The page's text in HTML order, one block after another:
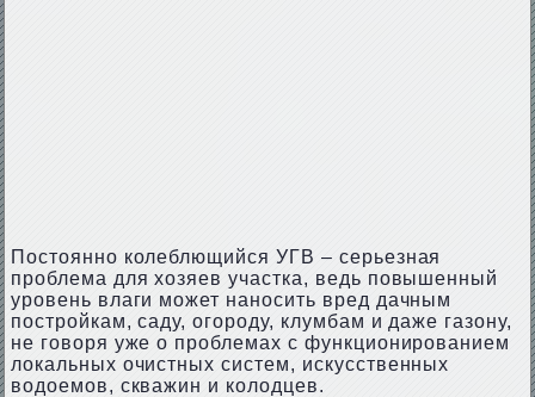
Постоянно колеблющийся УГВ – серьезная
проблема для хозяев участка, ведь повышенный
уровень влаги может наносить вред дачным
постройкам, саду, огороду, клумбам и даже газону,
не говоря уже о проблемах с функционированием
локальных очистных систем, искусственных
водоемов, скважин и колодцев.